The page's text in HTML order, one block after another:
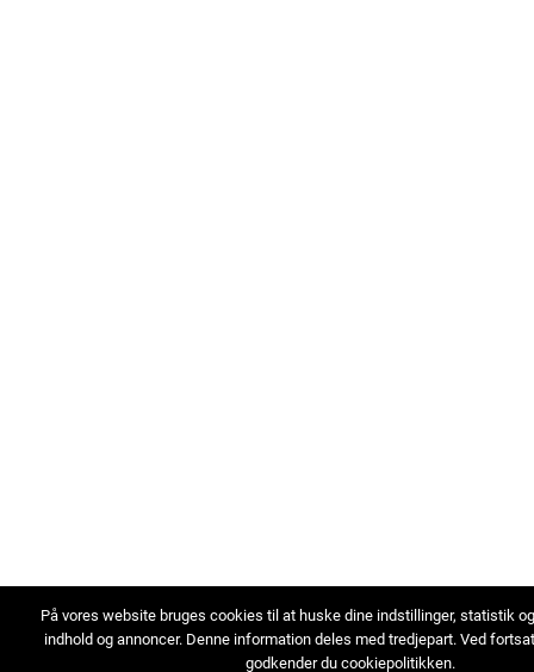
På vores website bruges cookies til at huske dine indstillinger, statistik
indhold og annoncer. Denne information deles med tredjepart. Ved
godkender du cookiepolitikken.